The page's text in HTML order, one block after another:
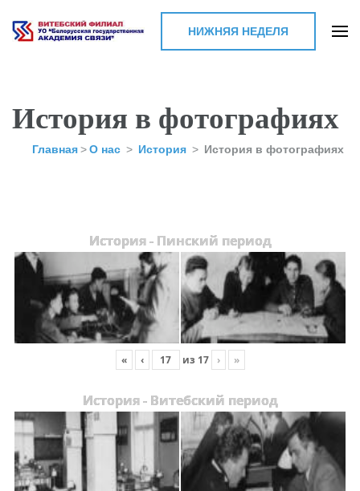
Витебский филиал УО
государственная
академия связи"
НИЖНЯЯ НЕДЕЛЯ
История в фотографиях
Главная>О нас > История > История в фотографиях
История - Пинский период
« ‹ из 17 › »
История - Витебский период